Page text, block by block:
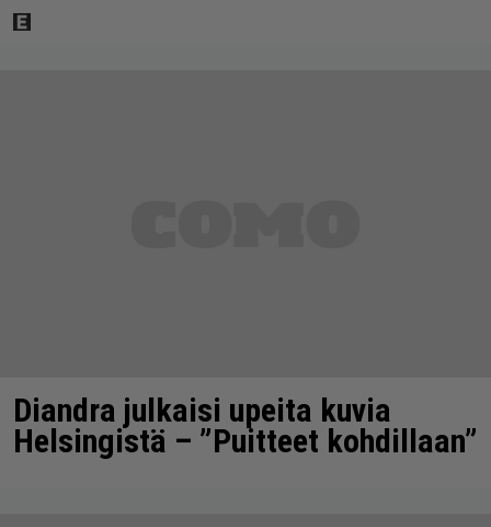
Diandra julkaisi upeita kuvia
Helsingistä – ”Puitteet kohdillaan”